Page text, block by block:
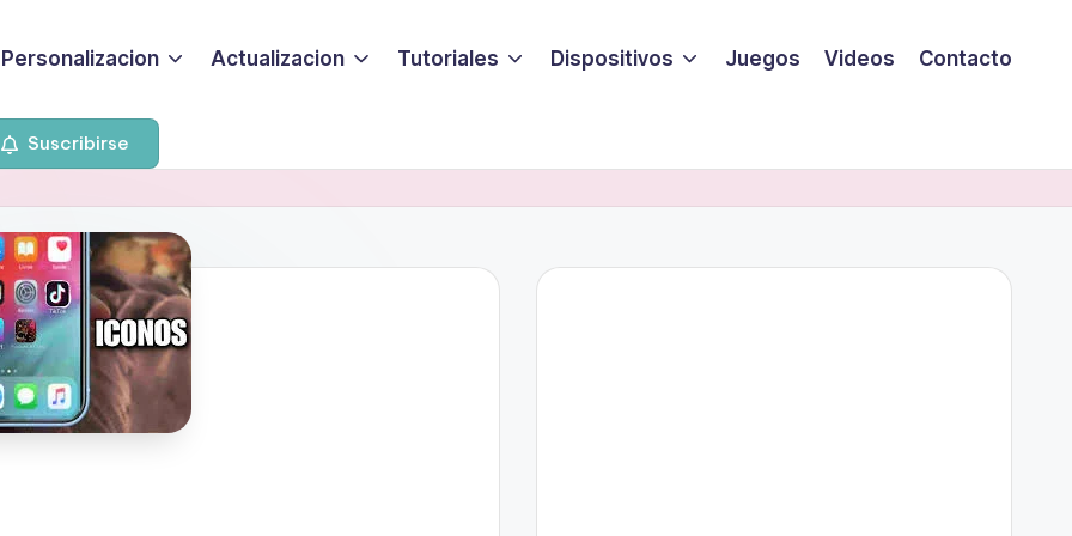
Personalizacion Actualizacion Tutoriales Dispositivos Juegos Videos Contacto
Suscribirse